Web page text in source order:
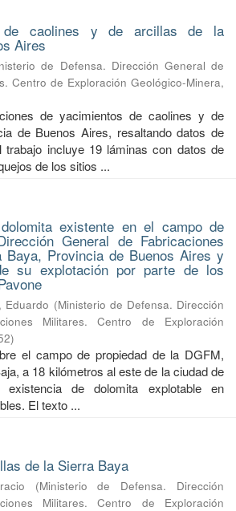
de caolines y de arcillas de la
Aires
de Defensa. Dirección General de
Centro de Exploración Geológico-Minera,
de yacimientos de caolines y de
de Buenos Aires, resaltando datos de
incluye 19 láminas con datos de
de los sitios ...
existente en el campo de
General de Fabricaciones
Baya, Provincia de Buenos Aires y
su explotación por parte de los
Eduardo (Ministerio de Defensa. Dirección
Militares. Centro de Exploración
)
el campo de propiedad de la DGFM,
a 18 kilómetros al este de la ciudad de
de dolomita explotable en
El texto ...
de la Sierra Baya
(Ministerio de Defensa. Dirección
Militares. Centro de Exploración